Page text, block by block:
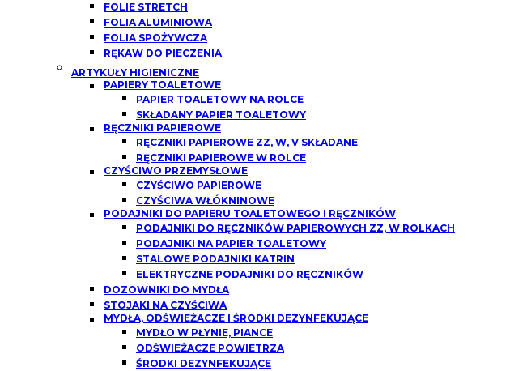
FOLIE STRETCH
FOLIA ALUMINIOWA
FOLIA SPOŻYWCZA
RĘKAW DO PIECZENIA
ARTYKUŁY HIGIENICZNE
PAPIERY TOALETOWE
PAPIER TOALETOWY NA ROLCE
SKŁADANY PAPIER TOALETOWY
RĘCZNIKI PAPIEROWE
RĘCZNIKI PAPIEROWE ZZ, W, V SKŁADANE
RĘCZNIKI PAPIEROWE W ROLCE
CZYŚCIWO PRZEMYSŁOWE
CZYŚCIWO PAPIEROWE
CZYŚCIWA WŁÓKNINOWE
PODAJNIKI DO PAPIERU TOALETOWEGO I RĘCZNIKÓW
PODAJNIKI DO RĘCZNIKÓW PAPIEROWYCH ZZ, W ROLKACH
PODAJNIKI NA PAPIER TOALETOWY
STALOWE PODAJNIKI KATRIN
ELEKTRYCZNE PODAJNIKI DO RĘCZNIKÓW
DOZOWNIKI DO MYDŁA
STOJAKI NA CZYŚCIWA
MYDŁA, ODŚWIEŻACZE I ŚRODKI DEZYNFEKUJĄCE
MYDŁO W PŁYNIE, PIANCE
ODŚWIEŻACZE POWIETRZA
ŚRODKI DEZYNFEKUJĄCE